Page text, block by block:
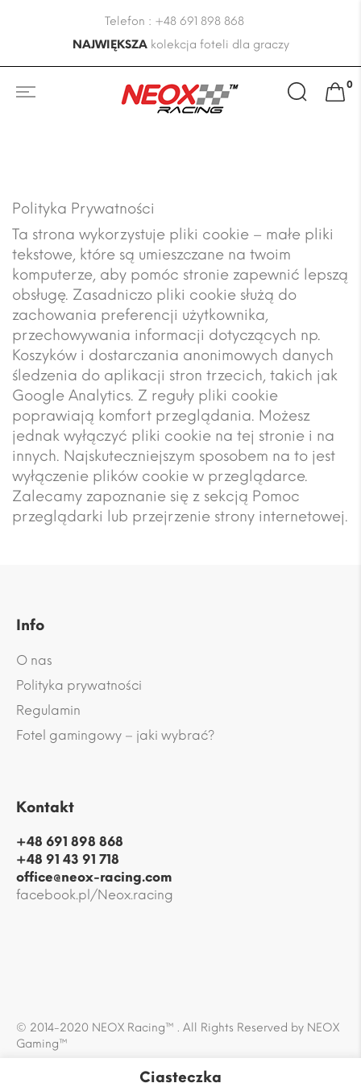
Telefon : +48 691 898 868
NAJWIĘKSZAkolekcja foteli dla graczy
0
Polityka Prywatności
Ta strona wykorzystuje pliki cookie – małe pliki
tekstowe, które są umieszczane na twoim
komputerze, aby pomóc stronie zapewnić lepszą
obsługę. Zasadniczo pliki cookie służą do
zachowania preferencji użytkownika,
przechowywania informacji dotyczących np.
Koszyków i dostarczania anonimowych danych
śledzenia do aplikacji stron trzecich, takich jak
Google Analytics. Z reguły pliki cookie
poprawiają komfort przeglądania. Możesz
jednak wyłączyć pliki cookie na tej stronie i na
innych. Najskuteczniejszym sposobem na to jest
wyłączenie plików cookie w przeglądarce.
Zalecamy zapoznanie się z sekcją Pomoc
przeglądarki lub przejrzenie strony internetowej.
Info
O nas
Polityka prywatności
Regulamin
Fotel gamingowy – jaki wybrać?
Kontakt
+48 691 898 868
+48 91 43 91 718
office@neox-racing.com
facebook.pl/Neox.racing
© 2014-2020 NEOX Racing™ . All Rights Reserved by NEOX
Gaming™
Ciasteczka